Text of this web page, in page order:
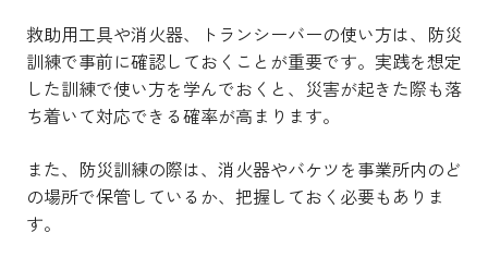
救助用工具や消火器、トランシーバーの使い方は、防災
訓練で事前に確認しておくことが重要です。実践を想定
した訓練で使い方を学んでおくと、災害が起きた際も落
ち着いて対応できる確率が高まります。
また、防災訓練の際は、消火器やバケツを事業所内のど
の場所で保管しているか、把握しておく必要もありま
す。